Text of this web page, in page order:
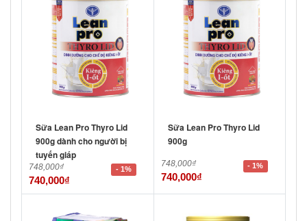
Sữa Lean Pro Thyro Lid
900g dành cho người bị
tuyến giáp
748,000₫
740,000₫
- 1%
Sữa Lean Pro Thyro Lid
900g
748,000₫
740,000₫
- 1%